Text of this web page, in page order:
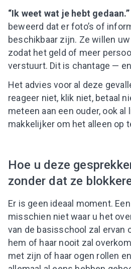
“Ik weet wat je hebt gedaan.”
beweerd dat er foto’s of
beschikbaar zijn. Ze willen
zodat het geld of meer
verstuurt. Dit is chantage —
Het advies voor al deze
reageer niet, klik niet, betaal
meteen aan een ouder, ook
makkelijker om het alleen op
Hoe u deze
zonder dat ze
Er is geen ideaal moment.
misschien niet waar u het
van de basisschool zal ervan
hem of haar nooit zal
met zijn of haar ogen rollen